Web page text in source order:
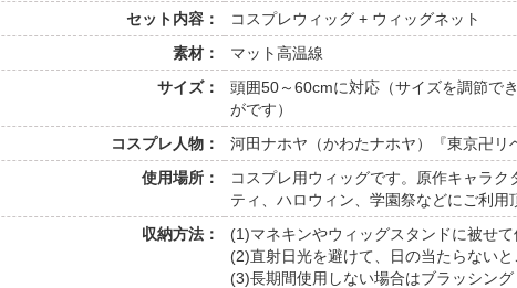
セット内容：
コスプレウィッグ + ウィッグネット
素材：
マット高温線
サイズ：
頭囲50～60cmに対応（サイズを調節で
がです）
コスプレ人物：
河田ナホヤ（かわたナホヤ）『東京卍リ
使用場所：
コスプレ用ウィッグです。原作キャラ
ティ、ハロウィン、学園祭などにご利用
収納方法：
(1)マネキンやウィッグスタンドに被せて
(2)直射日光を避けて、日の当たらないと
(3)長期間使用しない場合はブラッシン